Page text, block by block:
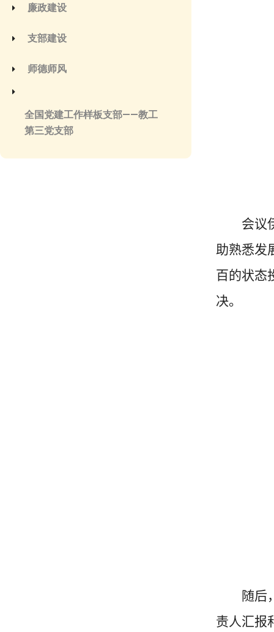
廉政建设
支部建设
师德师风
全国党建工作样板支部——教工
第三党支部
会议
助熟悉发
百的状态
决。
随后
责人汇报